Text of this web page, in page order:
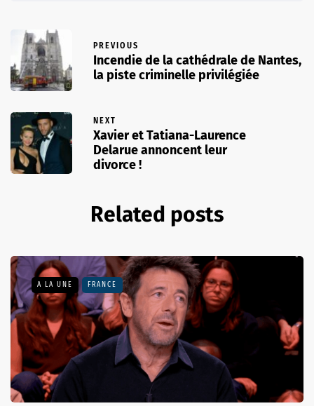
PREVIOUS
Incendie de la cathédrale de Nantes,
la piste criminelle privilégiée
NEXT
Xavier et Tatiana-Laurence
Delarue annoncent leur
divorce !
Related posts
A LA UNE FRANCE